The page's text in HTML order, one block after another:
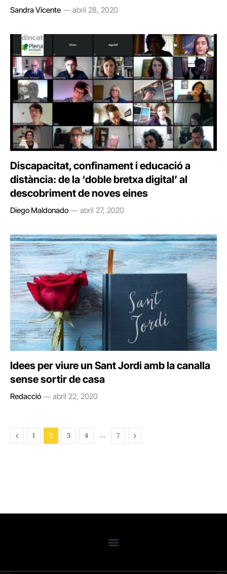
Sandra Vicente abril 28, 2020
Discapacitat, confinament i educació a
distància: de la ‘doble bretxa digital’ al
descobriment de noves eines
Diego Maldonado abril 27, 2020
Idees per viure un Sant Jordi amb la canalla
sense sortir de casa
Redacció abril 22, 2020
Previous
1 2 3 4 … 7 Next